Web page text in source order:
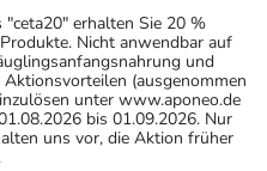
erhalten Sie 20 %
Nicht anwendbar auf
und
(ausgenommen
unter www.aponeo.de
bis 01.09.2026. Nur
uns vor, die Aktion früher